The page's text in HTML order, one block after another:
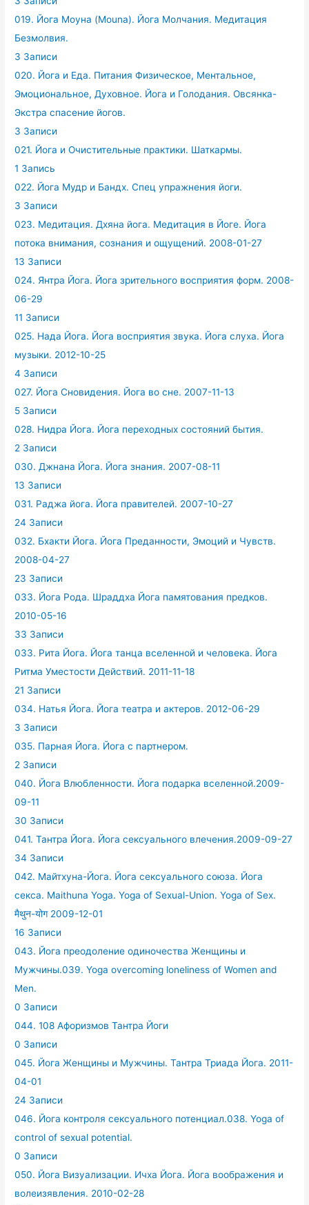
019. Йога Моуна (Mouna). Йога Молчания. Медитация
Безмолвия.
3 Записи
020. Йога и Еда. Питания Физическое, Ментальное,
Эмоциональное, Духовное. Йога и Голодания. Овсянка-
Экстра спасение йогов.
3 Записи
021. Йога и Очистительные практики. Шаткармы.
1 Запись
022. Йога Мудр и Бандх. Спец упражнения йоги.
3 Записи
023. Медитация. Дхяна йога. Медитация в Йоге. Йога
потока внимания, сознания и ощущений. 2008-01-27
13 Записи
024. Янтра Йога. Йога зрительного восприятия форм. 2008-
06-29
11 Записи
025. Нада Йога. Йога восприятия звука. Йога слуха. Йога
музыки. 2012-10-25
4 Записи
027. Йога Сновидения. Йога во сне. 2007-11-13
5 Записи
028. Нидра Йога. Йога переходных состояний бытия.
2 Записи
030. Джнана Йога. Йога знания. 2007-08-11
13 Записи
031. Раджа йога. Йога правителей. 2007-10-27
24 Записи
032. Бхакти Йога. Йога Преданности, Эмоций и Чувств.
2008-04-27
23 Записи
033. Йога Рода. Шраддха Йога памятования предков.
2010-05-16
33 Записи
033. Рита Йога. Йога танца вселенной и человека. Йога
Ритма Уместости Действий. 2011-11-18
21 Записи
034. Натья Йога. Йога театра и актеров. 2012-06-29
3 Записи
035. Парная Йога. Йога с партнером.
2 Записи
040. Йога Влюбленности. Йога подарка вселенной.2009-
09-11
30 Записи
041. Тантра Йога. Йога сексуального влечения.2009-09-27
34 Записи
042. Майтхуна-Йога. Йога сексуального союза. Йога
секса. Maithuna Yoga. Yoga of Sexual-Union. Yoga of Sex.
मैथुन-योग 2009-12-01
16 Записи
043. Йога преодоление одиночества Женщины и
Мужчины.039. Yoga overcoming loneliness of Women and
Men.
0 Записи
044. 108 Афоризмов Тантра Йоги
0 Записи
045. Йога Женщины и Мужчины. Тантра Триада Йога. 2011-
04-01
24 Записи
046. Йога контроля сексуального потенциал.038. Yoga of
control of sexual potential.
0 Записи
050. Йога Визуализации. Ичха Йога. Йога воображения и
волеизявления. 2010-02-28